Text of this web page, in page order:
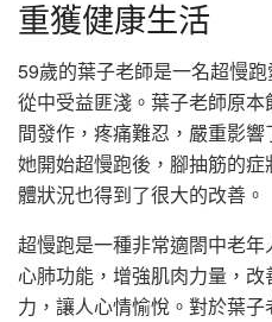
重獲健康生活
59歲的葉子老師是一名超慢
從中受益匪淺。葉子老師原
間發作，疼痛難忍，嚴重影
她開始超慢跑後，腳抽筋的
體狀況也得到了很大的改善。
超慢跑是一種非常適閤中老
心肺功能，增強肌肉力量，
力，讓人心情愉悅。對於葉